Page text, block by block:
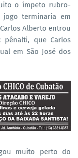
o ímpeto rubro-
terminaria em
Alberto entrou
que Carlos
em São José dos
muito perto do